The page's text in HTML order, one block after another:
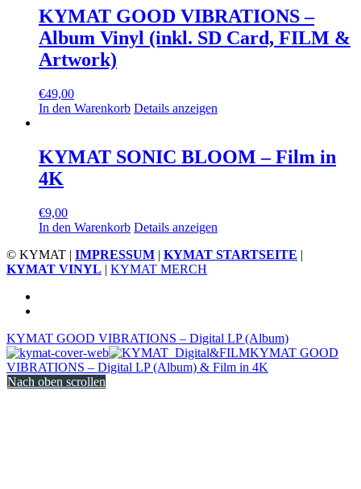
KYMAT GOOD VIBRATIONS –
Album Vinyl (inkl. SD Card, FILM &
Artwork)
€49,00
In den Warenkorb Details anzeigen
KYMAT SONIC BLOOM – Film in
4K
€9,00
In den Warenkorb Details anzeigen
© KYMAT | IMPRESSUM | KYMAT STARTSEITE |
KYMAT VINYL | KYMAT MERCH
KYMAT GOOD VIBRATIONS – Digital LP (Album)
KYMAT GOOD
VIBRATIONS – Digital LP (Album) & Film in 4K
Nach oben scrollen